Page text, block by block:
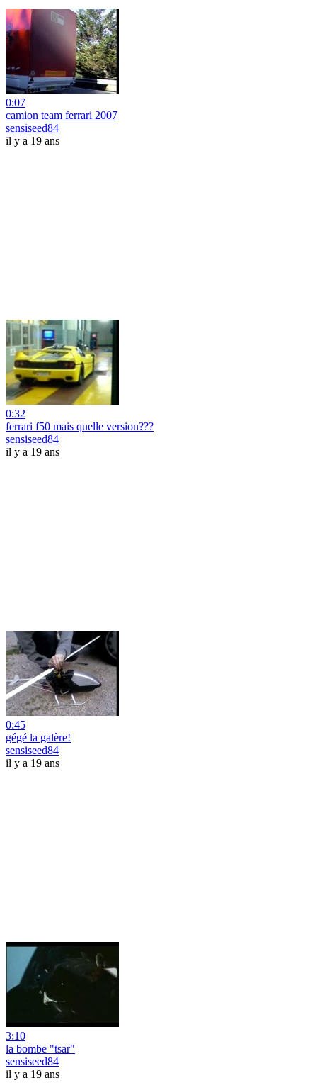
0:07
camion team ferrari 2007
sensiseed84
il y a 19 ans
0:32
ferrari f50 mais quelle version???
sensiseed84
il y a 19 ans
0:45
gégé la galère!
sensiseed84
il y a 19 ans
3:10
la bombe "tsar"
sensiseed84
il y a 19 ans